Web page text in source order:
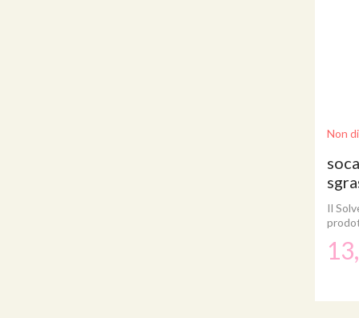
Non
Il